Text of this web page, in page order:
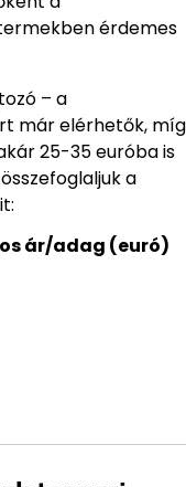
érdemes
– a
már elérhetők, míg
25-35 euróba is
a
ár/adag (euró)